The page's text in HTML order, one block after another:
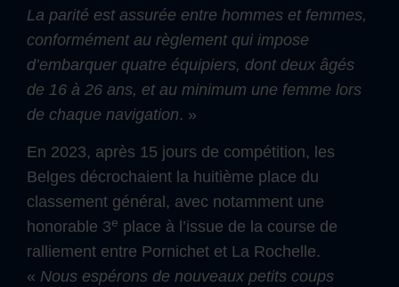
La parité est assurée entre hommes et femmes,
conformément au règlement qui impose
d’embarquer quatre équipiers, dont deux âgés
de 16 à 26 ans, et au minimum une femme lors
de chaque navigation. »
En 2023, après 15 jours de compétition, les
Belges décrochaient la huitième place du
classement général, avec notamment une
honorable 3e place à l’issue de la course de
ralliement entre Pornichet et La Rochelle.
« Nous espérons de nouveaux petits coups